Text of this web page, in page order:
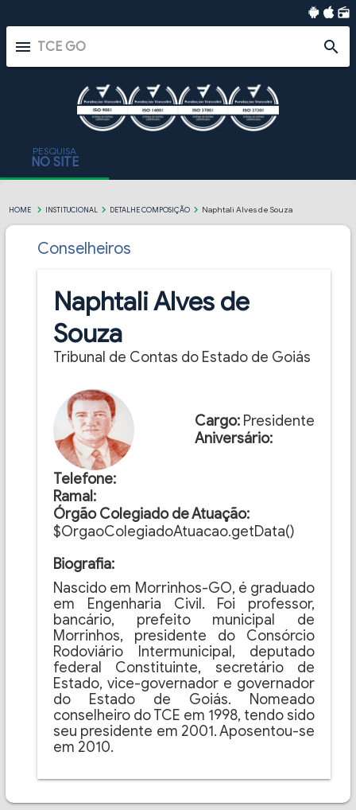
radio
menu search
PESQUISA
NO SITE
HOME INSTITUCIONAL DETALHE COMPOSIÇÃO Naphtali Alves de Souza
Conselheiros
Naphtali Alves de
Souza
Tribunal de Contas do Estado de Goiás
Cargo: Presidente
Aniversário:
Telefone:
Ramal:
Órgão Colegiado de Atuação:
$OrgaoColegiadoAtuacao.getData()
Biografia:
Nascido em Morrinhos-GO, é graduado
em Engenharia Civil. Foi professor,
bancário, prefeito municipal de
Morrinhos, presidente do Consórcio
Rodoviário Intermunicipal, deputado
federal Constituinte, secretário de
Estado, vice-governador e governador
do Estado de Goiás. Nomeado
conselheiro do TCE em 1998, tendo sido
seu presidente em 2001. Aposentou-se
em 2010.